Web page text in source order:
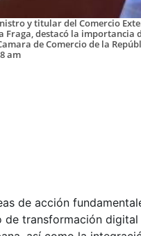
y titular del Comercio
Fraga, destacó la importancia
de Comercio de la
am
de acción
transformación